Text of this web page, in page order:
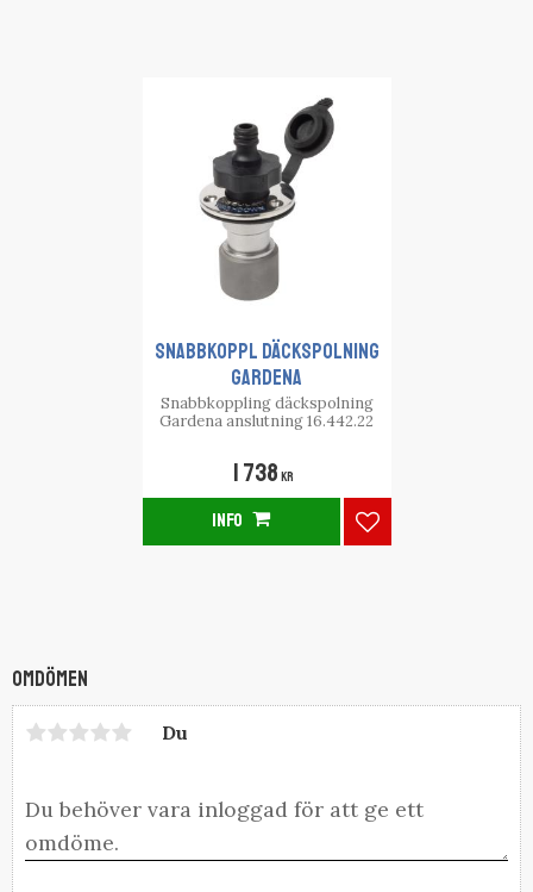
Omdömen
Du
SNABBKOPPL DÄCKSPOLNING
GARDENA
Snabbkoppling däckspolning
Gardena anslutning 16.442.22
1 738 KR
Lägg till i
INFO